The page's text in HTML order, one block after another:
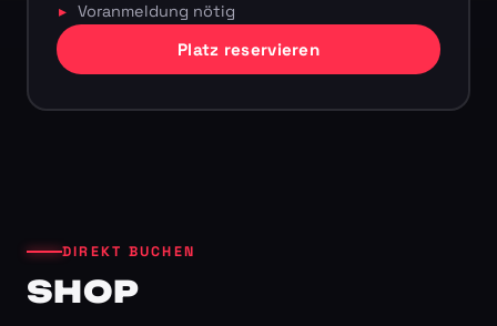
Voranmeldung nötig
Platz reservieren
DIREKT BUCHEN
SHOP